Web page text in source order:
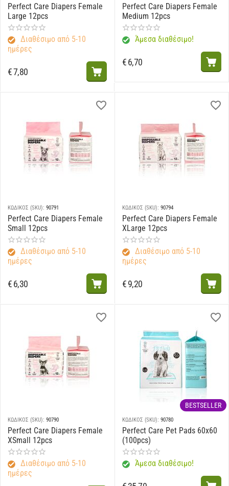
Perfect Care Diapers Female
Large 12pcs
Διαθέσιμο από 5-10
ημέρες
€7,80
Perfect Care Diapers Female
Medium 12pcs
Άμεσα διαθέσιμο!
€6,70
ΚΩΔΙΚΟΣ (SKU): 90791
Perfect Care Diapers Female
Small 12pcs
Διαθέσιμο από 5-10
ημέρες
€6,30
ΚΩΔΙΚΟΣ (SKU): 90794
Perfect Care Diapers Female
XLarge 12pcs
Διαθέσιμο από 5-10
ημέρες
€9,20
ΚΩΔΙΚΟΣ (SKU): 90790
Perfect Care Diapers Female
XSmall 12pcs
Διαθέσιμο από 5-10
ημέρες
BESTSELLER
ΚΩΔΙΚΟΣ (SKU): 90780
Perfect Care Pet Pads 60x60
(100pcs)
Άμεσα διαθέσιμο!